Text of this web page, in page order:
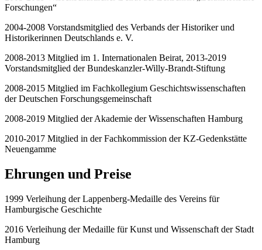
Forschungen“
2004-2008 Vorstandsmitglied des Verbands der Historiker und
Historikerinnen Deutschlands e. V.
2008-2013 Mitglied im 1. Internationalen Beirat, 2013-2019
Vorstandsmitglied der Bundeskanzler-Willy-Brandt-Stiftung
2008-2015 Mitglied im Fachkollegium Geschichtswissenschaften
der Deutschen Forschungsgemeinschaft
2008-2019 Mitglied der Akademie der Wissenschaften Hamburg
2010-2017 Mitglied in der Fachkommission der KZ-Gedenkstätte
Neuengamme
Ehrungen und Preise
1999 Verleihung der Lappenberg-Medaille des Vereins für
Hamburgische Geschichte
2016 Verleihung der Medaille für Kunst und Wissenschaft der Stadt
Hamburg